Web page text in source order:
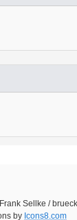
Sellke /
by Icons8.com